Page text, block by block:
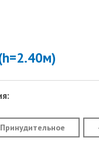
Принудительное